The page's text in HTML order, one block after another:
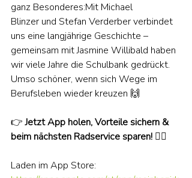
ganz Besonderes:Mit Michael
Blinzer und Stefan Verderber verbindet
uns eine langjährige Geschichte –
gemeinsam mit Jasmine Willibald haben
wir viele Jahre die Schulbank gedrückt.
Umso schöner, wenn sich Wege im
Berufsleben wieder kreuzen 🙌
👉 Jetzt App holen, Vorteile sichern &
beim nächsten Radservice sparen! 🚴‍♂️
Laden im App Store: